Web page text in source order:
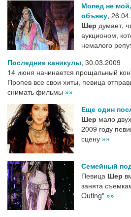
Мопед не
объяву,
Шер думает,
аукционом,
немалого
Последние каникулы, 30.03.2009
14 июня начинается прощальный
Пропев все свои хиты, певица
снимать фильмы »»
Еще один
Шер мало
2009 году
сцену »»
Семейный
Певица Шер
занята
Outing" »»